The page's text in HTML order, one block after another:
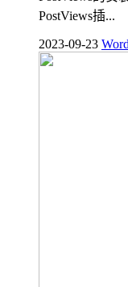
PostViews插...
2023-09-23